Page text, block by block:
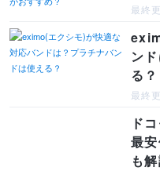
最終
ン
る？
最終
ド
最
も解